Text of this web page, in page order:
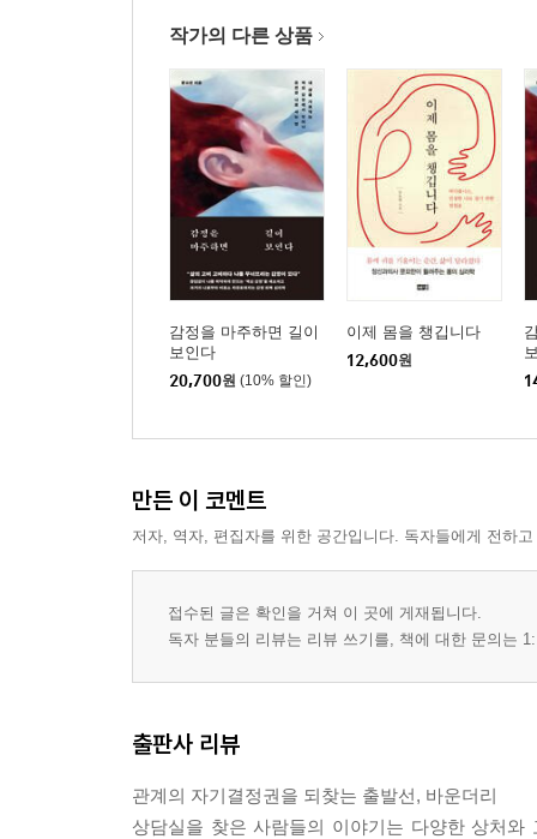
작가의 다른 상품
감정을 마주하면 길이
보인다
20,700원 (10% 할인)
이제 몸을 챙깁니다
12,600원
만든 이 코멘트
저자, 역자, 편집자를 위한 공간입니다. 독자들에게 전하
접수된 글은 확인을 거쳐 이 곳에 게재됩니다.
독자 분들의 리뷰는 리뷰 쓰기를, 책에 대한 문의는
출판사 리뷰
관계의 자기결정권을 되찾는 출발선, 바운더리
상담실을 찾은 사람들의 이야기는 다양한 상처와